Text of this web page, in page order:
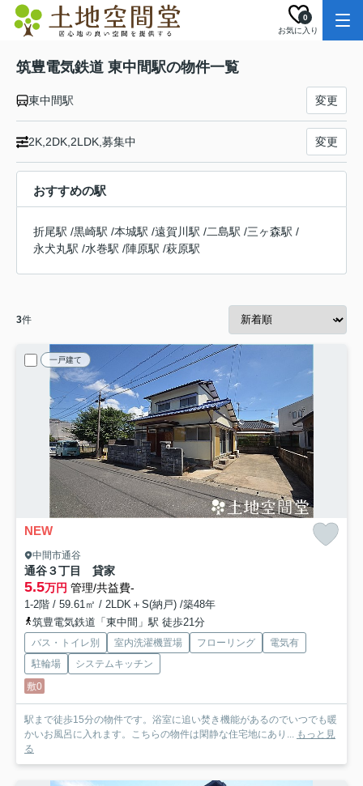
お気に入り
0
筑豊電気鉄道 東中間駅の物件一覧
東中間駅 変更
2K,2DK,2LDK,募集中 変更
おすすめの駅
折尾駅 /黒崎駅 /本城駅 /遠賀川駅 /二島駅 /三ヶ森駅 /
永犬丸駅 /水巻駅 /陣原駅 /萩原駅
3件
一戸建て
NEW
中間市通谷
通谷３丁目 貸家
5.5万円 管理/共益費-
1-2階 / 59.61㎡ / 2LDK＋S(納戸) /築48年
筑豊電気鉄道「東中間」駅 徒歩21分
バス・トイレ別 室内洗濯機置場 フローリング
電気有
駐輪場
システムキッチン
敷0
駅まで徒歩15分の物件です。浴室に追い焚き機能があるのでいつでも暖
かいお風呂に入れます。こちらの物件は閑静な住宅地にあり... もっと見
る